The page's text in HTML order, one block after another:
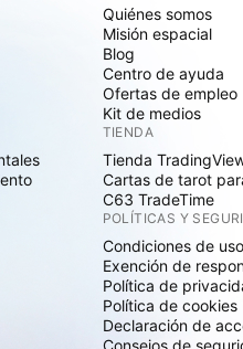
Quiénes somos
Misión espacial
Blog
Centro de ayuda
Ofertas de empleo
Kit de medios
TIENDA
Tienda
Cartas de tarot
C63 TradeTime
POLÍTICAS Y
Condiciones de uso
Exención de
Política de
Política de cookies
Declaración de
Consejos de